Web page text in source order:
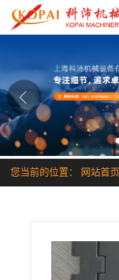
公司介绍
公司动态
产品展厅
证书荣誉
您当前的位置： 网站首页